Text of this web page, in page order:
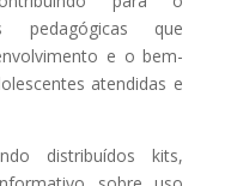
pedagógicas que
e o bem-
atendidas e
distribuídos kits,